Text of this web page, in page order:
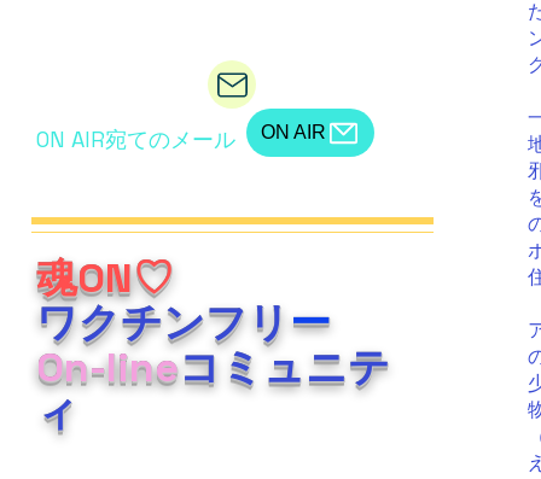
​ON AIR宛てのメール ON AIR
魂ON♡
ワクチンフリ ー
On-lineコミュニテ
ィ